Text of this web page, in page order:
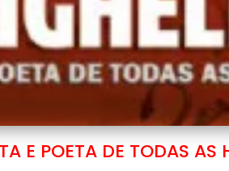
E POETA DE TODAS AS